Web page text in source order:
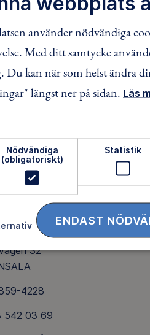
DIG
äventyr
OSS
kan du alltid kontakta på e-
på gården Backen
32
4228
542 03 69
använder nödvändiga
Med ditt samtycke
Du kan när som helst ändra
längst ner på sidan. Läs
Nödvändiga
(obligatoriskt)
Statistik
ENDAST